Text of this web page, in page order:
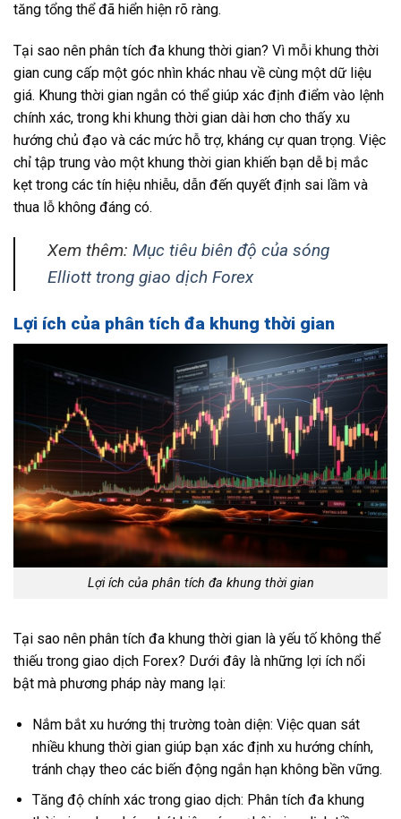
tăng tổng thể đã hiển hiện rõ ràng.
Tại sao nên phân tích đa khung thời gian? Vì mỗi khung thời
gian cung cấp một góc nhìn khác nhau về cùng một dữ liệu
giá. Khung thời gian ngắn có thể giúp xác định điểm vào lệnh
chính xác, trong khi khung thời gian dài hơn cho thấy xu
hướng chủ đạo và các mức hỗ trợ, kháng cự quan trọng. Việc
chỉ tập trung vào một khung thời gian khiến bạn dễ bị mắc
kẹt trong các tín hiệu nhiễu, dẫn đến quyết định sai lầm và
thua lỗ không đáng có.
Xem thêm: Mục tiêu biên độ của sóng
Elliott trong giao dịch Forex
Lợi ích của phân tích đa khung thời gian
Lợi ích của phân tích đa khung thời gian
Tại sao nên phân tích đa khung thời gian là yếu tố không thể
thiếu trong giao dịch Forex? Dưới đây là những lợi ích nổi
bật mà phương pháp này mang lại:
Nắm bắt xu hướng thị trường toàn diện: Việc quan sát
nhiều khung thời gian giúp bạn xác định xu hướng chính,
tránh chạy theo các biến động ngắn hạn không bền vững.
Tăng độ chính xác trong giao dịch: Phân tích đa khung